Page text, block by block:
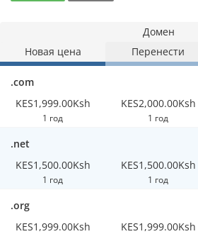
Домен
Новая цена
Перенести
.com
KES1,999.00Ksh
1 год
KES2,000.00Ksh
1 год
.net
KES1,500.00Ksh
1 год
KES1,500.00Ksh
1 год
.org
KES1,999.00Ksh
KES1,999.00Ksh